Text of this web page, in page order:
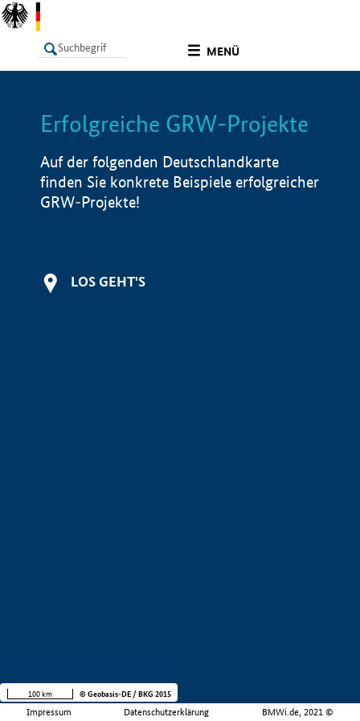
MENÜ
LISTE Info
Erfolgreiche GRW-Projekte
Auf der folgenden Deutschlandkarte
finden Sie konkrete Beispiele erfolgreicher
GRW-Projekte!
LOS GEHT'S
Impressum Datenschutzerklärung BMWi.de, 2021 ©
100 km © Geobasis-DE / BKG 2015